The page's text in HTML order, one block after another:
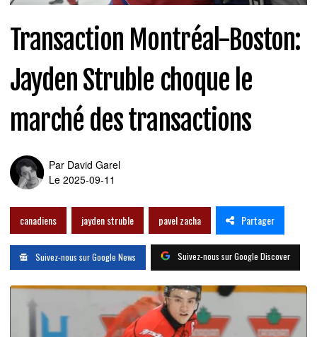
Transaction Montréal-Boston:
Jayden Struble choque le
marché des transactions
Par David Garel
Le 2025-09-11
canadiens jayden struble pavel zacha Partager
Suivez-nous sur Google News Suivez-nous sur Google Discover